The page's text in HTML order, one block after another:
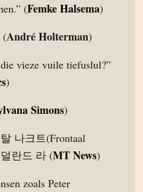
(Femke Halsema)
(André Holterman)
vieze vuile tiefuslul?”
)
Simons)
나크트(Frontaal
란드 라 (MT News)
zoals Peter